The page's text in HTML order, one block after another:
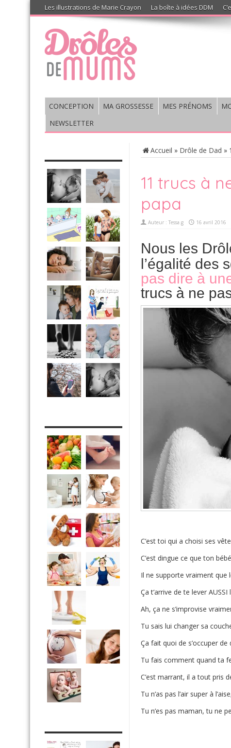
Les illustrations de Marie Crayon La boîte à idées DDM
CONCEPTION MA GROSSESSE MES PRÉNOMS
NEWSLETTER
Accueil » Drôle de Dad »
11 trucs à
papa
Auteur : Tessa.g 16 avril 2016
Nous les
l’égalité des
pas dire à
trucs à ne
C’est toi qui a choisi ses
C’est dingue ce que ton
Il ne supporte vraiment que
Ça t’arrive de te lever AUSSI
Ah, ça ne s’improvise
Tu sais lui changer sa
Ça fait quoi de s’occuper de
Tu fais comment quand ta
C’est marrant, il a tout pris
Tu n’as pas l’air super à
Tu n’es pas maman, tu ne